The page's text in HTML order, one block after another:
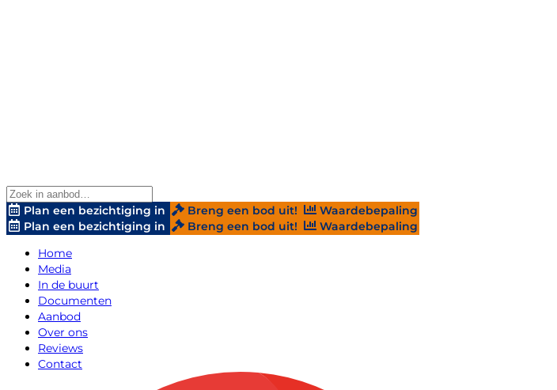
Plan een bezichtiging in Breng een bod uit!
Waardebepaling
Plan een bezichtiging in
Breng een bod uit!
Waardebepaling
Home
Media
In de buurt
Documenten
Aanbod
Over ons
Reviews
Contact